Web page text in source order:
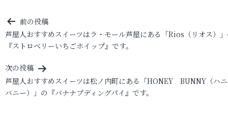
投
稿
ナ
ビ
ゲ
前の投稿
芦屋人おすすめスイーツはラ・モール芦屋にある「Rios（リオス）
『ストロベリーいちごホイップ』です。
次の投稿
芦屋人おすすめスイーツは松ノ内町にある「HONEY BUNNY（ハ
バニー）」の『バナナプディングパイ』です。